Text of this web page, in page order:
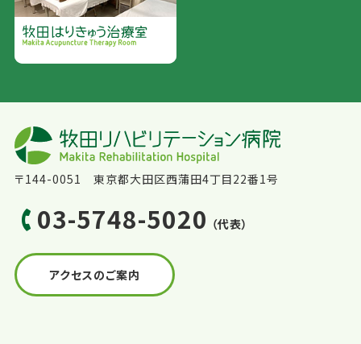
〒144-0051 東京都大田区西蒲田4丁目22番1号
03-5748-5020 （代表）
アクセスのご案内